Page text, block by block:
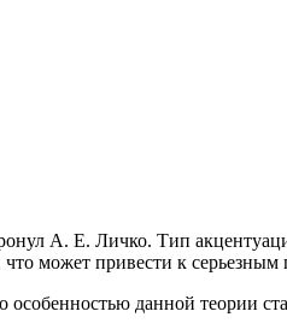
А. Е. Личко. Тип
может привести к серьезным
данной теории